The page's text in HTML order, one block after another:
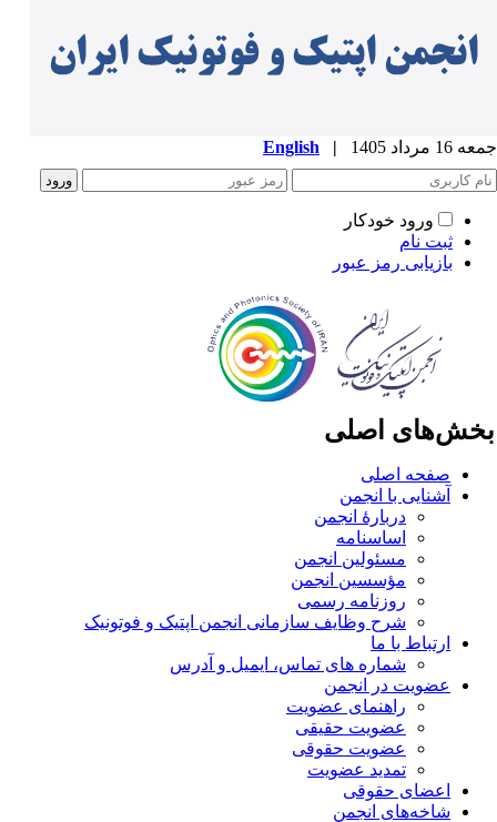
مرداد 1405 |
English
ورود خودکار
ثبت نام
بازیابی رمز عبور
اصلی
صفحه اصلی
آشنایی با انجمن
دربارۀ انجمن
اساسنامه
مسئولین انجمن
مؤسسین انجمن
روزنامه رسمی
شرح وظایف سازمانی انجمن اپتیک و فوتونیک
ارتباط با ما
شماره های تماس، ایمیل و آدرس
عضویت در انجمن
راهنمای عضویت
عضویت حقیقی
عضویت حقوقی
تمدید عضویت
اعضای حقوقی
شاخه‌های انجمن